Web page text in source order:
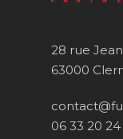
28 rue
63000
06 33 20 24